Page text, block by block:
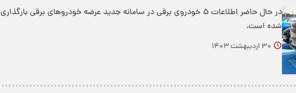
در حال حاضر اطلاعات ۵ خودروی برقی در سامانه جدید عرضه خودروهای برقی بارگذاری
شده است.
۳۰ اردیبهشت ۱۴۰۳